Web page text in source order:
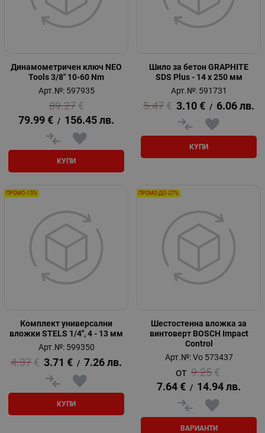
Динамометричен ключ NEO
Tools 3/8" 10-60 Nm
Арт.№: 597935
89.27 €
79.99 € / 156.45 лв.
КУПИ
Шило за бетон GRAPHITE
SDS Plus - 14 х 250 мм
Арт.№: 591731
5.47 € 3.10 € / 6.06 лв.
КУПИ
Комплект универсални
вложки STELS 1/4", 4 - 13 мм
Арт.№: 599350
4.37 € 3.71 € / 7.26 лв.
КУПИ
ПРОМО -15%
Шестостенна вложка за
винтоверт BOSCH Impact
Control
Арт.№: Vo 573437
9.25 €
7.64 € / 14.94 лв.
ВАРИАНТИ
ПРОМО ДО -27%